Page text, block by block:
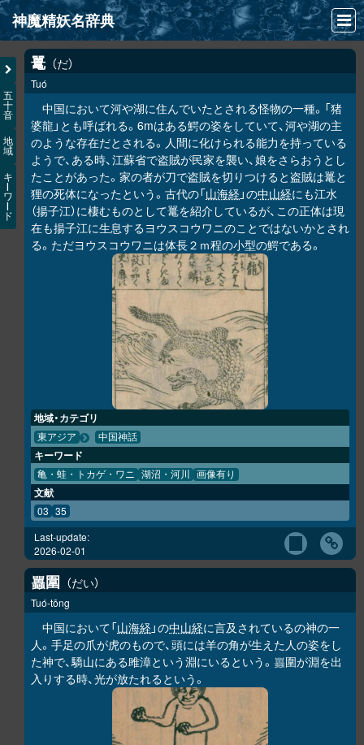
神魔精妖名辞典
NEWS
INFO
文献
検索
凖項目
画像資料便覧
LINK
五
十
音
地
域
キ
ワ
ド
鼍 だ
Tuó
中国において河や湖に住んでいたとされる怪物の一種。「猪
婆龍」とも呼ばれる。6mはある鰐の姿をしていて、河や湖の主
のような存在だとされる。人間に化けられる能力を持っている
ようで、ある時、江蘇省で盗賊が民家を襲い、娘をさらおうとし
たことがあった。家の者が刀で盗賊を切りつけると盗賊は鼍と
狸の死体になったという。古代の「山海経 」の中山経にも江水
（揚子江）に棲むものとして鼍を紹介しているが、この正体は現
在も揚子江に生息するヨウスコウワニのことではないかとされ
る。ただヨウスコウワニは体長２ｍ程の小型の鰐である。
地域・カテゴリ
東アジア 中国神話
キーワード
亀・蛙・トカゲ・ワニ 湖沼・河川 画像有り
文献
03 35
Last-update:
2026-02-01
𧕛圍 だい
Tuó-tōng
中国において「山海経 」の中山経に言及されているの神の一
人。手足の爪が虎のもので、頭には羊の角が生えた人の姿をし
た神で、驕山にある雎漳という淵にいるという。 𧕛圍が淵を出
入りする時、光が放たれるという。